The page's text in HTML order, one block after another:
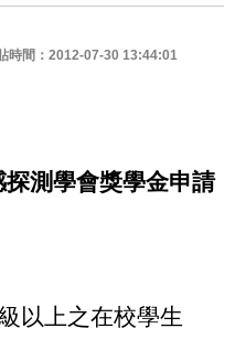
時間：2012-07-30 13:44:01
測學會獎學金申請
以上之在校學生